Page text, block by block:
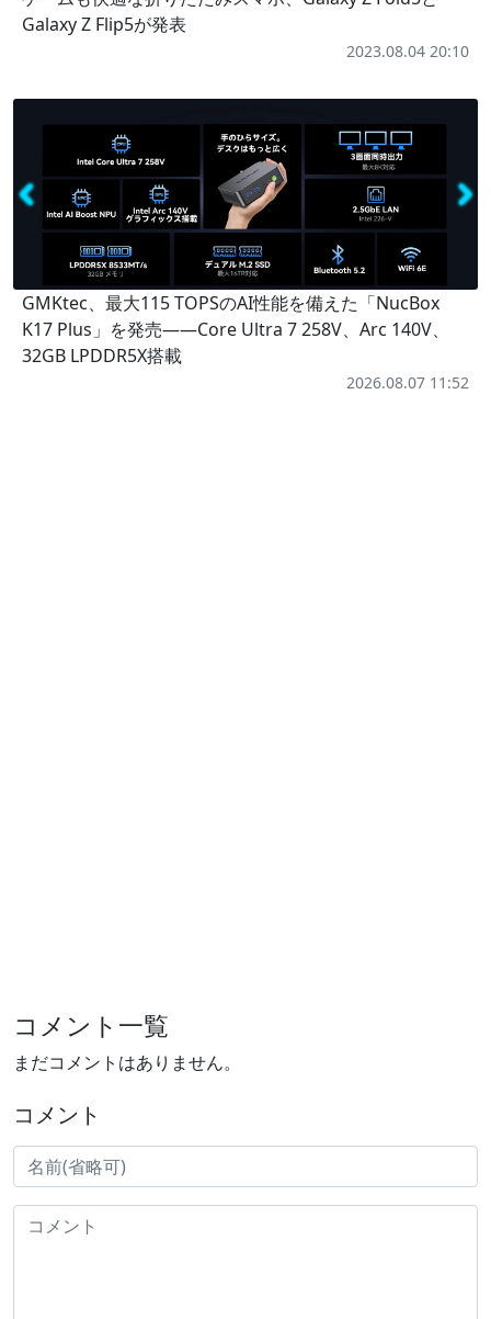
Galaxy Z Flip5が発表
2023.08.04 20:10
GMKtec、最大115 TOPSのAI性能を備えた「NucBox
K17 Plus」を発売――Core Ultra 7 258V、Arc 140V、
32GB LPDDR5X搭載
2026.08.07 11:52
コメント一覧
まだコメントはありません。
コメント